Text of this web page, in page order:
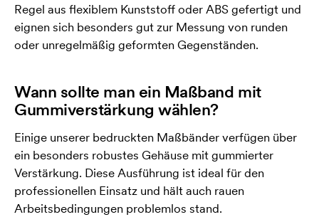
Regel aus flexiblem Kunststoff oder ABS gefertigt und
eignen sich besonders gut zur Messung von runden
oder unregelmäßig geformten Gegenständen.
Wann sollte man ein Maßband mit
Gummiverstärkung wählen?
Einige unserer bedruckten Maßbänder verfügen über
ein besonders robustes Gehäuse mit gummierter
Verstärkung. Diese Ausführung ist ideal für den
professionellen Einsatz und hält auch rauen
Arbeitsbedingungen problemlos stand.